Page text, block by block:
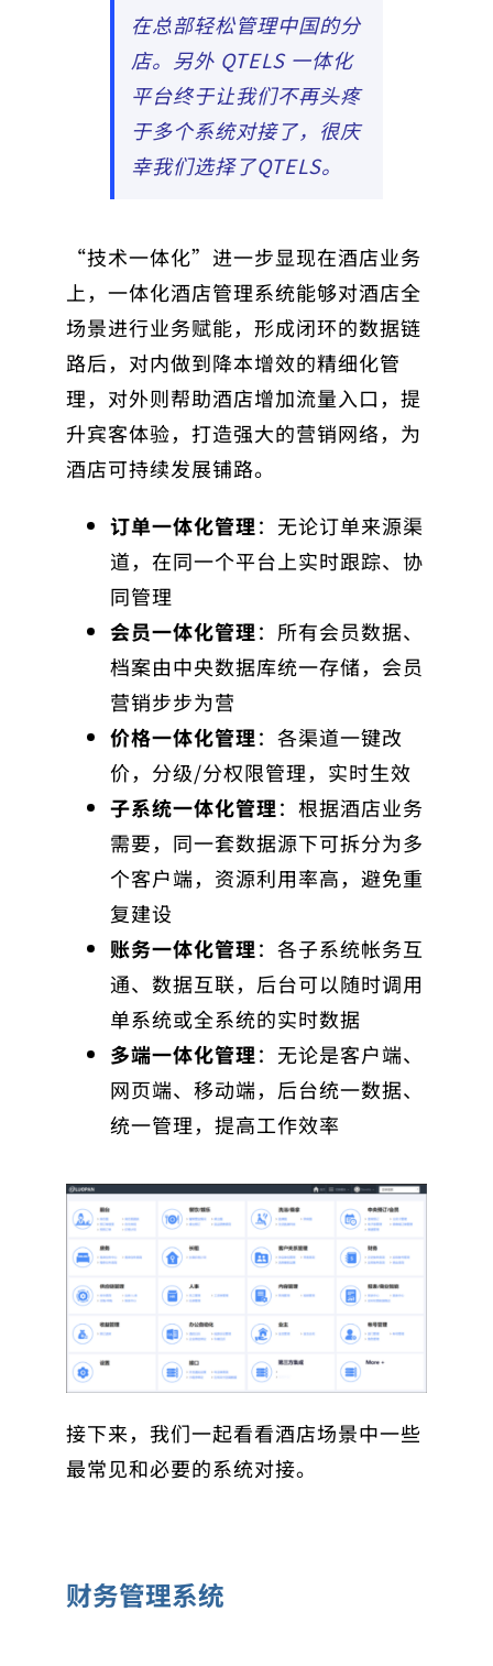
在总部轻松管理中国的分
店。另外 QTELS 一体化
平台终于让我们不再头疼
于多个系统对接了，很庆
幸我们选择了QTELS。
“技术一体化”进一步显现在酒店业务
上，一体化酒店管理系统能够对酒店全
场景进行业务赋能，形成闭环的数据链
路后，对内做到降本增效的精细化管
理，对外则帮助酒店增加流量入口，提
升宾客体验，打造强大的营销网络，为
酒店可持续发展铺路。
订单一体化管理：无论订单来源渠
道，在同一个平台上实时跟踪、协
同管理
会员一体化管理：所有会员数据、
档案由中央数据库统一存储，会员
营销步步为营
价格一体化管理：各渠道一键改
价，分级/分权限管理，实时生效
子系统一体化管理：根据酒店业务
需要，同一套数据源下可拆分为多
个客户端，资源利用率高，避免重
复建设
账务一体化管理：各子系统帐务互
通、数据互联，后台可以随时调用
单系统或全系统的实时数据
多端一体化管理：无论是客户端、
网页端、移动端，后台统一数据、
统一管理，提高工作效率
接下来，我们一起看看酒店场景中一些
最常见和必要的系统对接。
财务管理系统